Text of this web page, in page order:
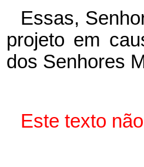
Essas,
projeto em
dos Senhores
Este texto